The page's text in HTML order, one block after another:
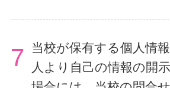
7
当校が保有する個人情
人より自己の情報の開